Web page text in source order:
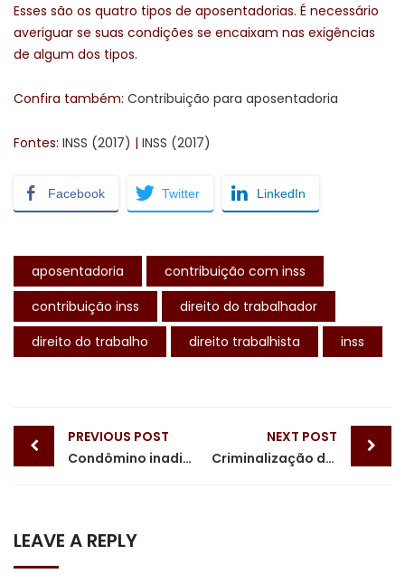
Esses são os quatro tipos de aposentadorias. É necessário
averiguar se suas condições se encaixam nas exigências
de algum dos tipos.
Confira também: Contribuição para aposentadoria
Fontes: INSS (2017) | INSS (2017)
Facebook Twitter LinkedIn
aposentadoria
contribuição com inss
contribuição inss
direito do trabalhador
direito do trabalho
direito trabalhista inss
Post
navigation
PREVIOUS POST
Condômino inadimplente
NEXT POST
Criminalização da LGBTfobia
LEAVE A REPLY